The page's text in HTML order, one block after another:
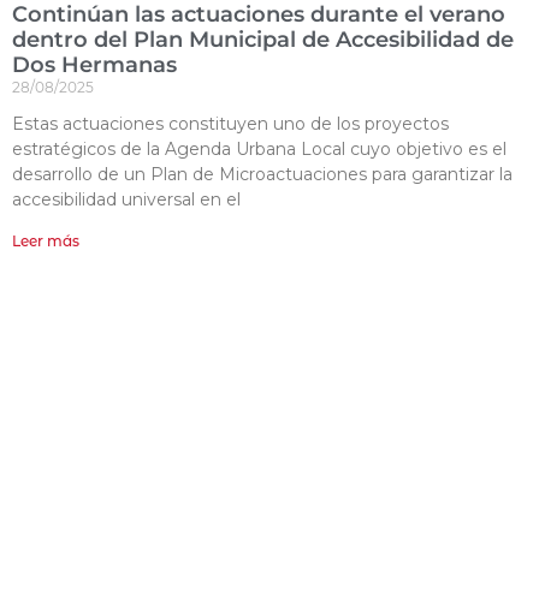
Continúan las actuaciones durante el verano
dentro del Plan Municipal de Accesibilidad de
Dos Hermanas
28/08/2025
Estas actuaciones constituyen uno de los proyectos
estratégicos de la Agenda Urbana Local cuyo objetivo es el
desarrollo de un Plan de Microactuaciones para garantizar la
accesibilidad universal en el
Leer más